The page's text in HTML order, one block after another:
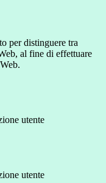
per distinguere tra
al fine di effettuare
utente
utente